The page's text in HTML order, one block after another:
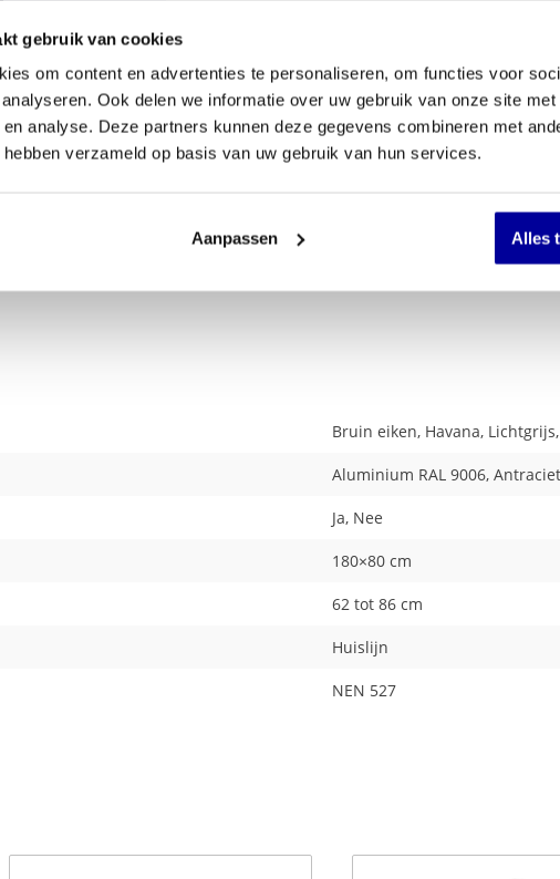
gebruik van cookies
om content en advertenties te personaliseren, om functies voor
Ook delen we informatie over uw gebruik van onze site
analyse. Deze partners kunnen deze gegevens combineren met
verzameld op basis van uw gebruik van hun services.
Aanpassen Alles
Bruin eiken, Havana,
Aluminium RAL 9006,
Ja, Nee
180×80 cm
62 tot 86 cm
Huislijn
NEN 527